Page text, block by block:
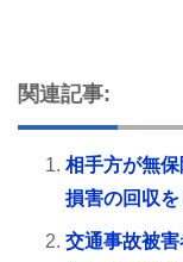
関連記事:
相手方が無
損害の回収を
交通事故被